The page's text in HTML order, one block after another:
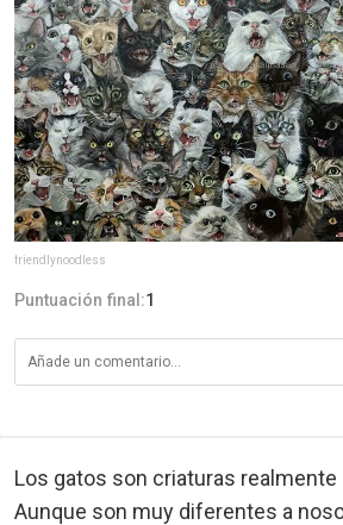
friendlynoodless
Puntuación final:1
Los gatos son criaturas
Aunque son muy diferentes a